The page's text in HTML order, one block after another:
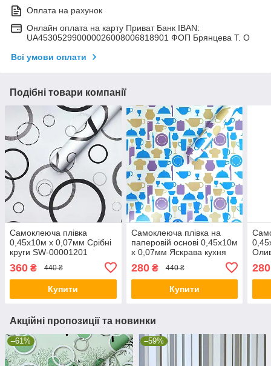
Оплата на рахунок
Онлайн оплата на карту Приват Банк IBAN:
UA453052990000026008006818901 ФОП Брянцева Т. О
Всі умови оплати
Подібні товари компанії
Самоклеюча плівка
0,45х10м х 0,07мм Срібні
круги SW-00001201
360 ₴ 440 ₴
Купити
Самоклеюча плівка на
паперовій основі 0,45х10м
х 0,07мм Яскрава кухня
280₴ 440 ₴
Купити
280
Акційні пропозиції та новинки
–61% –59%